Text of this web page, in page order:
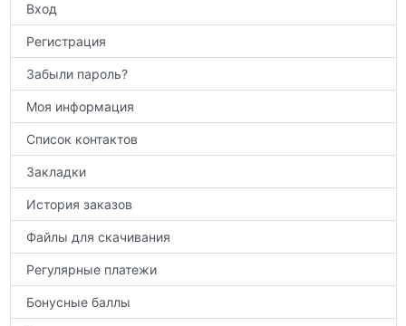
Вход
Регистрация
Забыли пароль?
Моя информация
Список контактов
Закладки
История заказов
Файлы для скачивания
Регулярные платежи
Бонусные баллы